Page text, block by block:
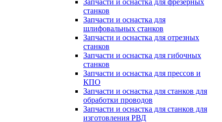
Запчасти и оснастка для фрезерных
станков
Запчасти и оснастка для
шлифовальных станков
Запчасти и оснастка для отрезных
станков
Запчасти и оснастка для гибочных
станков
Запчасти и оснастка для прессов и
КПО
Запчасти и оснастка для станков для
обработки проводов
Запчасти и оснастка для станков для
изготовления РВД